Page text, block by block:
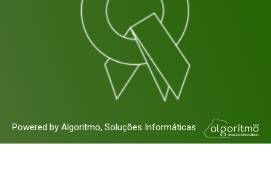
Powered by Algoritmo, Soluções Informáticas